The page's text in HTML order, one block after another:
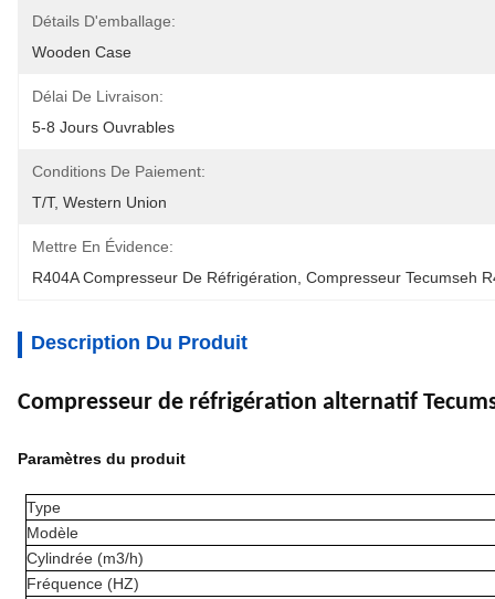
Détails D'emballage:
Wooden Case
Délai De Livraison:
5-8 Jours Ouvrables
Conditions De Paiement:
T/T, Western Union
Mettre En Évidence:
R404A Compresseur De Réfrigération Compresseur Tecumseh
Description Du Produit
Compresseur de réfrigération alternatif
Paramètres du produit
Type
Modèle
Cylindrée (m3/h)
Fréquence (HZ)